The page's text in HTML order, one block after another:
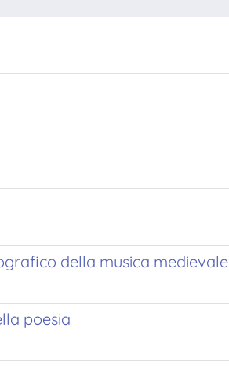
della musica medievale
poesia